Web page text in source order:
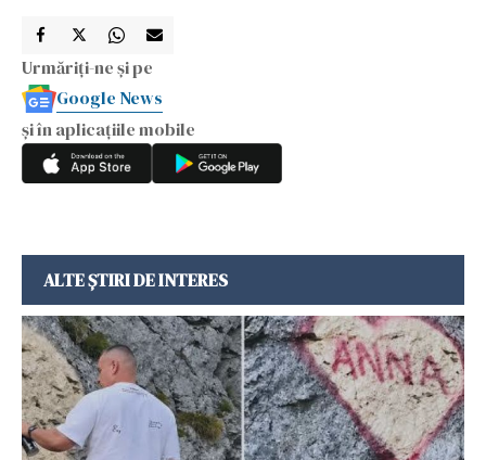
Urmăriți-ne și pe
Google News
și în aplicațiile mobile
ALTE ȘTIRI DE INTERES